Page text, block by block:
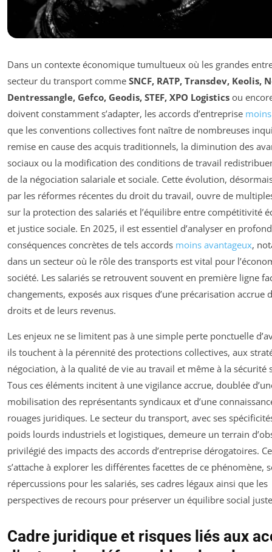
Dans un contexte économique tumultueux où les grandes
secteur du transport comme SNCF, RATP, Transdev, Keolis,
Dentressangle, Gefco, Geodis, STEF, XPO Logistics ou
doivent constamment s’adapter, les accords d’entreprise
que les conventions collectives font naître de nombreuses
remise en cause des acquis traditionnels, la diminution des
sociaux ou la modification des conditions de travail
de la négociation salariale et sociale. Cette évolution,
par les réformes récentes du droit du travail, ouvre de
sur la protection des salariés et l’équilibre entre compétitivité
et justice sociale. En 2025, il est essentiel d’analyser en
conséquences concrètes de tels accords moins avantageux,
dans un secteur où le rôle des transports est vital pour
société. Les salariés se retrouvent souvent en première ligne
changements, exposés aux risques d’une précarisation accrue
droits et de leurs revenus.
Les enjeux ne se limitent pas à une simple perte ponctuelle
ils touchent à la pérennité des protections collectives, aux
négociation, à la qualité de vie au travail et même à la sécurité
Tous ces éléments incitent à une vigilance accrue, doublée
mobilisation des représentants syndicaux et d’une
rouages juridiques. Le secteur du transport, avec ses
poids lourds industriels et logistiques, demeure un terrain
privilégié des impacts des accords d’entreprise dérogatoires.
s’attache à explorer les différentes facettes de ce phénomène,
répercussions pour les salariés, ses cadres légaux ainsi que les
perspectives de recours pour préserver un équilibre social
Cadre juridique et risques liés aux